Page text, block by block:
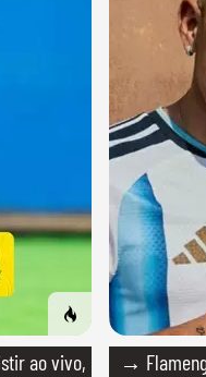
ao vivo, →